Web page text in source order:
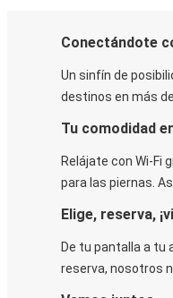
Conectándote
Un sinfín de
destinos en más
Tu comodidad
Relájate con Wi-Fi
para las piernas.
Elige, reserva,
De tu pantalla a tu
reserva, nosotros